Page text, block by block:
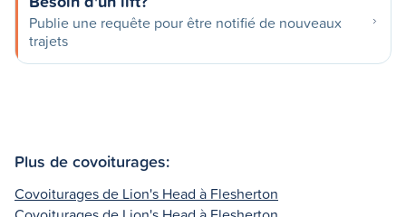
Publie une requête pour être notifié de nouveaux
trajets
Plus de covoiturages:
Covoiturages de Lion's Head à Flesherton